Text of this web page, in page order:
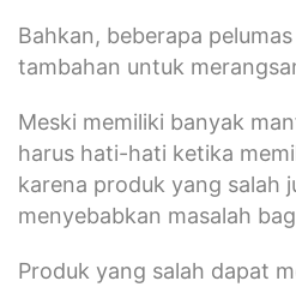
Bahkan, beberapa
tambahan untuk
Meski memiliki banyak
harus hati-hati ketika
karena produk yang salah
menyebabkan masalah
Produk yang salah dapat